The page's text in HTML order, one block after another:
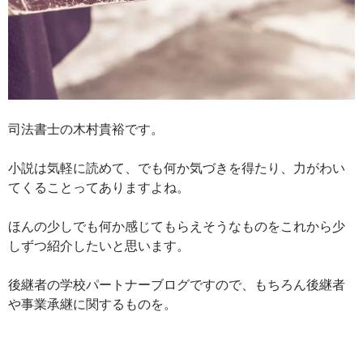
司法書士の木村貴裕です。
小説は気軽に読めて、でも何か気づきを得たり、力がわい
てくることってありますよね。
ほんの少しでも何か感じてもらえそうなものをこれから少
しずつ紹介したいと思います。
後継者の学校パートナーブログですので、もちろん後継者
や事業承継に関するものを。